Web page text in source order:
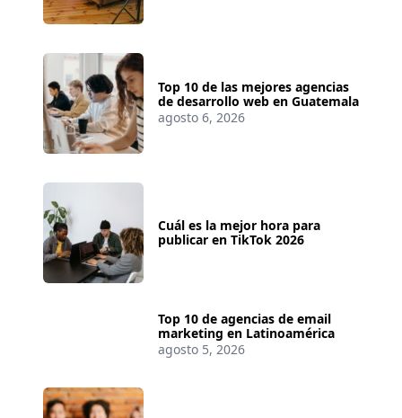
Top 10 de las mejores agencias
de desarrollo web en Guatemala
agosto 6, 2026
Cuál es la mejor hora para
publicar en TikTok 2026
Top 10 de agencias de email
marketing en Latinoamérica
agosto 5, 2026